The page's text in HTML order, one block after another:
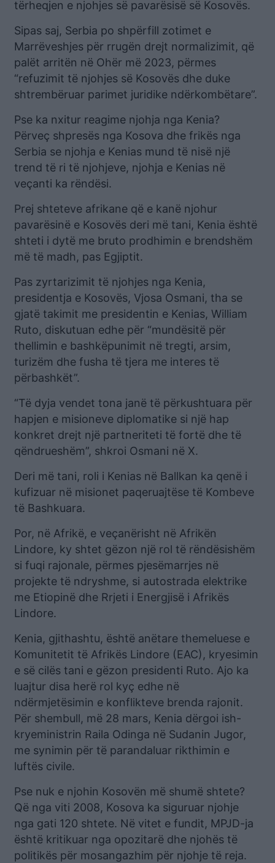
tërheqjen e njohjes së pavarësisë së Kosovës.
Sipas saj, Serbia po shpërfill zotimet e
Marrëveshjes për rrugën drejt normalizimit, që
palët arritën në Ohër më 2023, përmes
“refuzimit të njohjes së Kosovës dhe duke
shtrembëruar parimet juridike ndërkombëtare”.
Pse ka nxitur reagime njohja nga Kenia?
Përveç shpresës nga Kosova dhe frikës nga
Serbia se njohja e Kenias mund të nisë një
trend të ri të njohjeve, njohja e Kenias në
veçanti ka rëndësi.
Prej shteteve afrikane që e kanë njohur
pavarësinë e Kosovës deri më tani, Kenia është
shteti i dytë me bruto prodhimin e brendshëm
më të madh, pas Egjiptit.
Pas zyrtarizimit të njohjes nga Kenia,
presidentja e Kosovës, Vjosa Osmani, tha se
gjatë takimit me presidentin e Kenias, William
Ruto, diskutuan edhe për “mundësitë për
thellimin e bashkëpunimit në tregti, arsim,
turizëm dhe fusha të tjera me interes të
përbashkët”.
“Të dyja vendet tona janë të përkushtuara për
hapjen e misioneve diplomatike si një hap
konkret drejt një partneriteti të fortë dhe të
qëndrueshëm”, shkroi Osmani në X.
Deri më tani, roli i Kenias në Ballkan ka qenë i
kufizuar në misionet paqeruajtëse të Kombeve
të Bashkuara.
Por, në Afrikë, e veçanërisht në Afrikën
Lindore, ky shtet gëzon një rol të rëndësishëm
si fuqi rajonale, përmes pjesëmarrjes në
projekte të ndryshme, si autostrada elektrike
me Etiopinë dhe Rrjeti i Energjisë i Afrikës
Lindore.
Kenia, gjithashtu, është anëtare themeluese e
Komunitetit të Afrikës Lindore (EAC), kryesimin
e së cilës tani e gëzon presidenti Ruto. Ajo ka
luajtur disa herë rol kyç edhe në
ndërmjetësimin e konflikteve brenda rajonit.
Për shembull, më 28 mars, Kenia dërgoi ish-
kryeministrin Raila Odinga në Sudanin Jugor,
me synimin për të parandaluar rikthimin e
luftës civile.
Pse nuk e njohin Kosovën më shumë shtete?
Që nga viti 2008, Kosova ka siguruar njohje
nga gati 120 shtete. Në vitet e fundit, MPJD-ja
është kritikuar nga opozitarë dhe njohës të
politikës për mosangazhim për njohje të reja.